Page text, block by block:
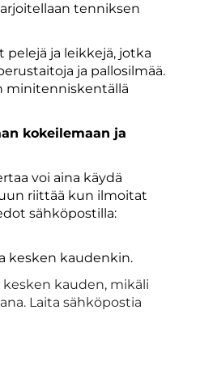
tenniksen
pelejä ja leikkejä, jotka
ja pallosilmää.
minitenniskentällä
kokeilemaan ja
voi aina käydä
riittää kun ilmoitat
sähköpostilla:
kesken kaudenkin.
kauden, mikäli
Laita sähköpostia